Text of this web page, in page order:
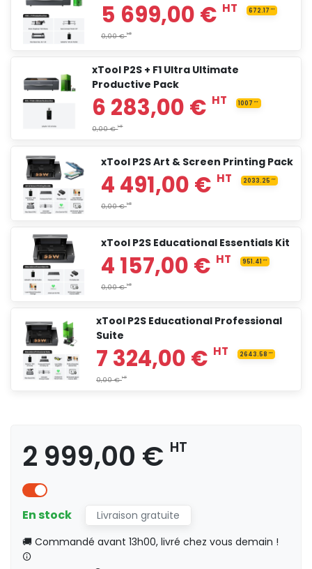
4 015,83 €
4 590,83 €
2 999,00 €HT
5 699,00 €
0,00 € HT
xTool P2S + F1 Ultra Ultimate
Productive Pack
6 283,00 €
xTool P2S Art & Screen Printing Pack
4 491,00 €HT
xTool P2S Educational Essentials Kit
xTool P2S Educational Professional
Suite
2 999,00 € HT
En stock
Livraison gratuite
🚚 Commandé avant 13h00, livré chez vous demain !